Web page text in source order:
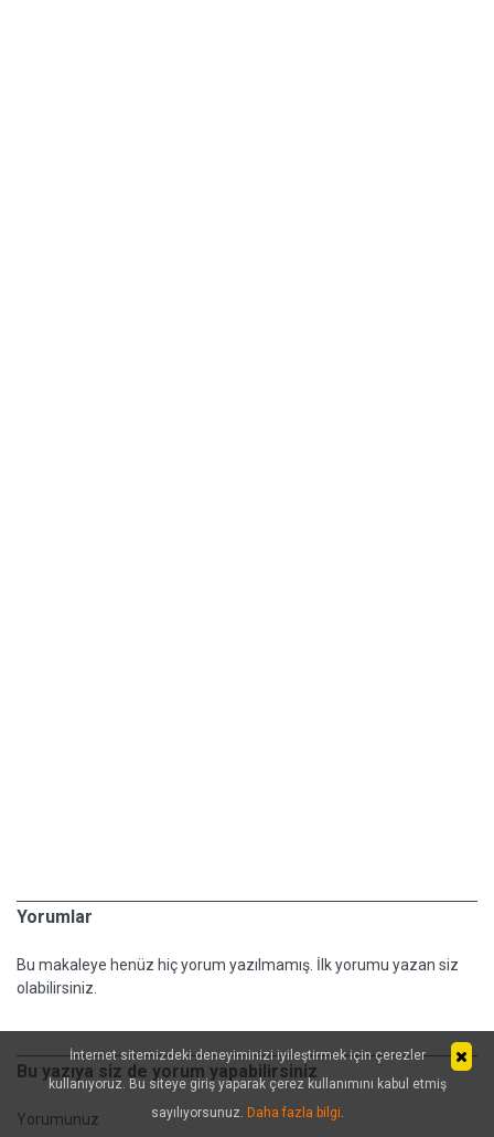
Yorumlar
Bu makaleye henüz hiç yorum yazılmamış. İlk yorumu yazan siz
olabilirsiniz.
Bu yazıya siz de yorum yapabilirsiniz
Yorumunuz
İnternet sitemizdeki deneyiminizi iyileştirmek için çerezler
kullanıyoruz. Bu siteye giriş yaparak çerez kullanımını kabul etmiş
sayılıyorsunuz. Daha fazla bilgi.